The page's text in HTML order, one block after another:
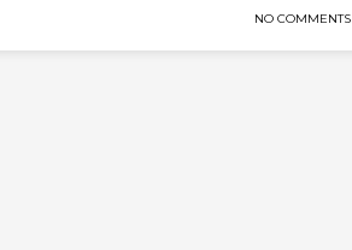
NO COMMENTS